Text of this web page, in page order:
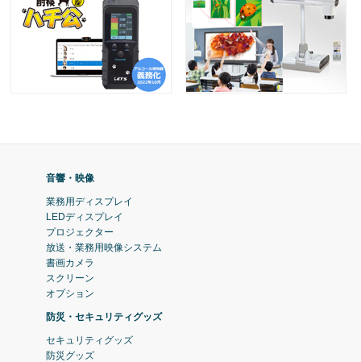
音響・映像
業務用ディスプレイ
LEDディスプレイ
プロジェクター
放送・業務用映像システム
書画カメラ
スクリーン
オプション
防災・セキュリティグッズ
セキュリティグッズ
防災グッズ